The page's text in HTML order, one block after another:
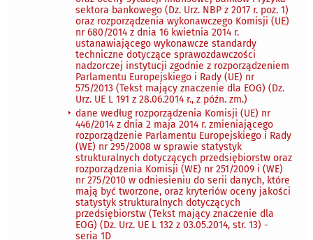
sektora bankowego (Dz. Urz. NBP z 2017 r. poz. 1)
oraz rozporządzenia wykonawczego Komisji (UE)
nr 680/2014 z dnia 16 kwietnia 2014 r.
ustanawiającego wykonawcze standardy
techniczne dotyczące sprawozdawczości
nadzorczej instytucji zgodnie z rozporządzeniem
Parlamentu Europejskiego i Rady (UE) nr
575/2013 (Tekst mający znaczenie dla EOG) (Dz.
Urz. UE L 191 z 28.06.2014 r., z późn. zm.)
dane według rozporządzenia Komisji (UE) nr
446/2014 z dnia 2 maja 2014 r. zmieniającego
rozporządzenie Parlamentu Europejskiego i Rady
(WE) nr 295/2008 w sprawie statystyk
strukturalnych dotyczących przedsiębiorstw oraz
rozporządzenia Komisji (WE) nr 251/2009 i (WE)
nr 275/2010 w odniesieniu do serii danych, które
mają być tworzone, oraz kryteriów oceny jakości
statystyk strukturalnych dotyczących
przedsiębiorstw (Tekst mający znaczenie dla
EOG) (Dz. Urz. UE L 132 z 03.05.2014, str. 13) -
seria 1D